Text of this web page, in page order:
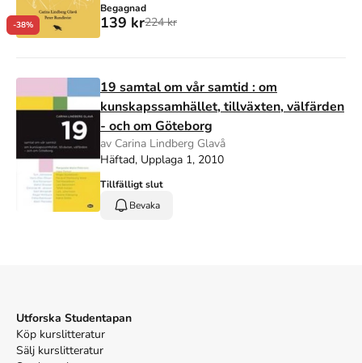
-38%
Begagnad
139 kr224 kr
19 samtal om vår samtid : om
kunskapssamhället, tillväxten, välfärden
- och om Göteborg
av Carina Lindberg Glavå
Häftad, Upplaga 1, 2010
Tillfälligt slut
Bevaka
Utforska Studentapan
Köp kurslitteratur
Sälj kurslitteratur